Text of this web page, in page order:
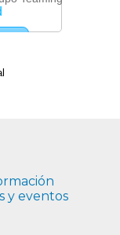
y eventos